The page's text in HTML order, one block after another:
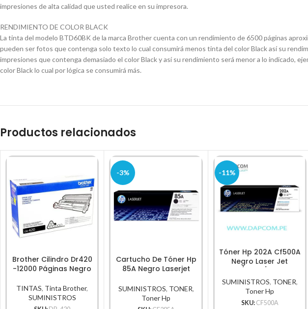
impresiones de alta calidad que usted realice en su impresora.
RENDIMIENTO DE COLOR BLACK
La tinta del modelo BTD60BK de la marca Brother cuenta con un rendimiento de 6500 páginas
pueden ser fotos que contenga solo texto lo cual consumirá menos tinta del color Black así su
impresiones que contenga demasiado el color Black y así su rendimiento será menor a lo indicado,
color Black lo cual por lógica se consumirá más.
Productos relacionados
Brother Cilindro Dr420
-12000 Páginas Negro
TINTAS, Tinta Brother,
SUMINISTROS
-3%
Cartucho De Tóner Hp
85A Negro Laserjet
SUMINISTROS, TONER,
Toner Hp
-11%
Tóner Hp 202A Cf500A
Negro Laser Jet
1.400Pg.
SUMINISTROS, TONER,
Toner Hp
SKU: CF500A